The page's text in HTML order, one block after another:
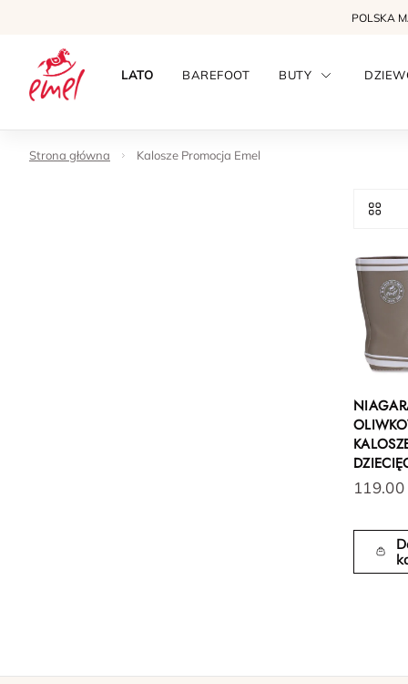
POLSKA
LATO BAREFOOT BUTY
Strona główna Kalosze Promocja Emel
119.00